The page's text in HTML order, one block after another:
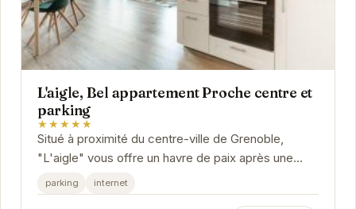
L'aigle, Bel appartement Proche centre et
parking
★★★★★
Situé à proximité du centre-ville de Grenoble,
"L'aigle" vous offre un havre de paix après une
journée d'exploration. Cet appartement...
parking internet